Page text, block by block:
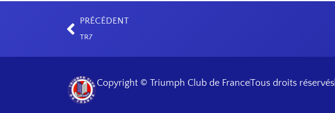
PRÉCÉDENT
TR7
Copyright © Triumph Club de FranceTous droits réservés